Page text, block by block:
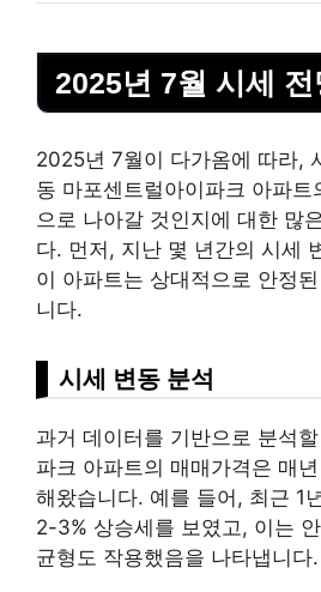
2025년 7월 시세 전
2025년 7월이 다가옴에 따라,
동 마포센트럴아이파크 아파
으로 나아갈 것인지에 대한 많
다. 먼저, 지난 몇 년간의 시세
이 아파트는 상대적으로 안정
니다.
시세 변동 분석
과거 데이터를 기반으로 분석
파크 아파트의 매매가격은 매
해왔습니다. 예를 들어, 최근 1
2-3% 상승세를 보였고, 이는
균형도 작용했음을 나타냅니다.